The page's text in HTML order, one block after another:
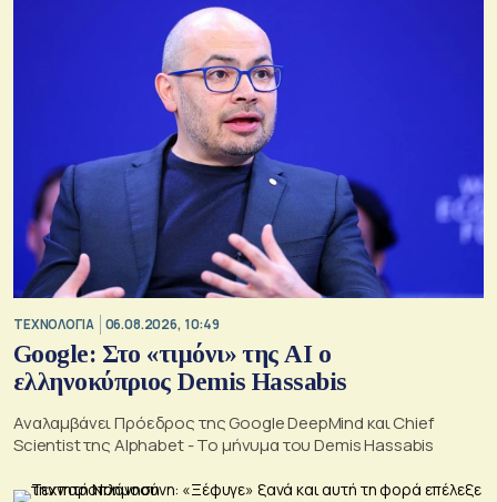
ΤΕΧΝΟΛΟΓΙΑ 06.08.2026, 10:49
Google: Στο «τιμόνι» της AI ο
ελληνοκύπριος Demis Hassabis
Αναλαμβάνει Πρόεδρος της Google DeepMind και Chief
Scientist της Alphabet - Το μήνυμα του Demis Hassabis